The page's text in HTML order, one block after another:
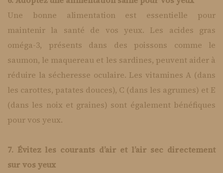
Une bonne alimentation est essentielle pour
maintenir la santé de vos yeux. Les acides gras
oméga-3, présents dans des poissons comme le
saumon, le maquereau et les sardines, peuvent aider à
réduire la sécheresse oculaire. Les vitamines A (dans
les carottes, patates douces), C (dans les agrumes) et E
(dans les noix et graines) sont également bénéfiques
pour vos yeux.
7. Évitez les courants d’air et l’air sec directement
sur vos yeux